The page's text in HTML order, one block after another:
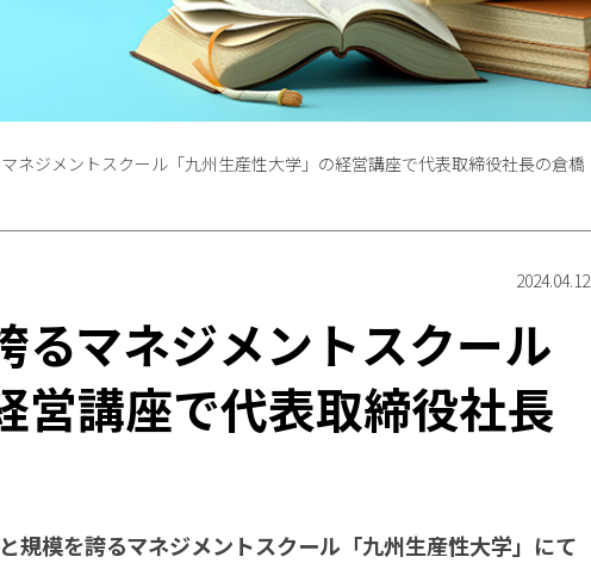
ネジメントスクール「九州生産性大学」の経営講座で代表取締役社長の倉橋
2024.04.12
るマネジメントスクール
営講座で代表取締役社長
規模を誇るマネジメントスクール「九州生産性大学」にて